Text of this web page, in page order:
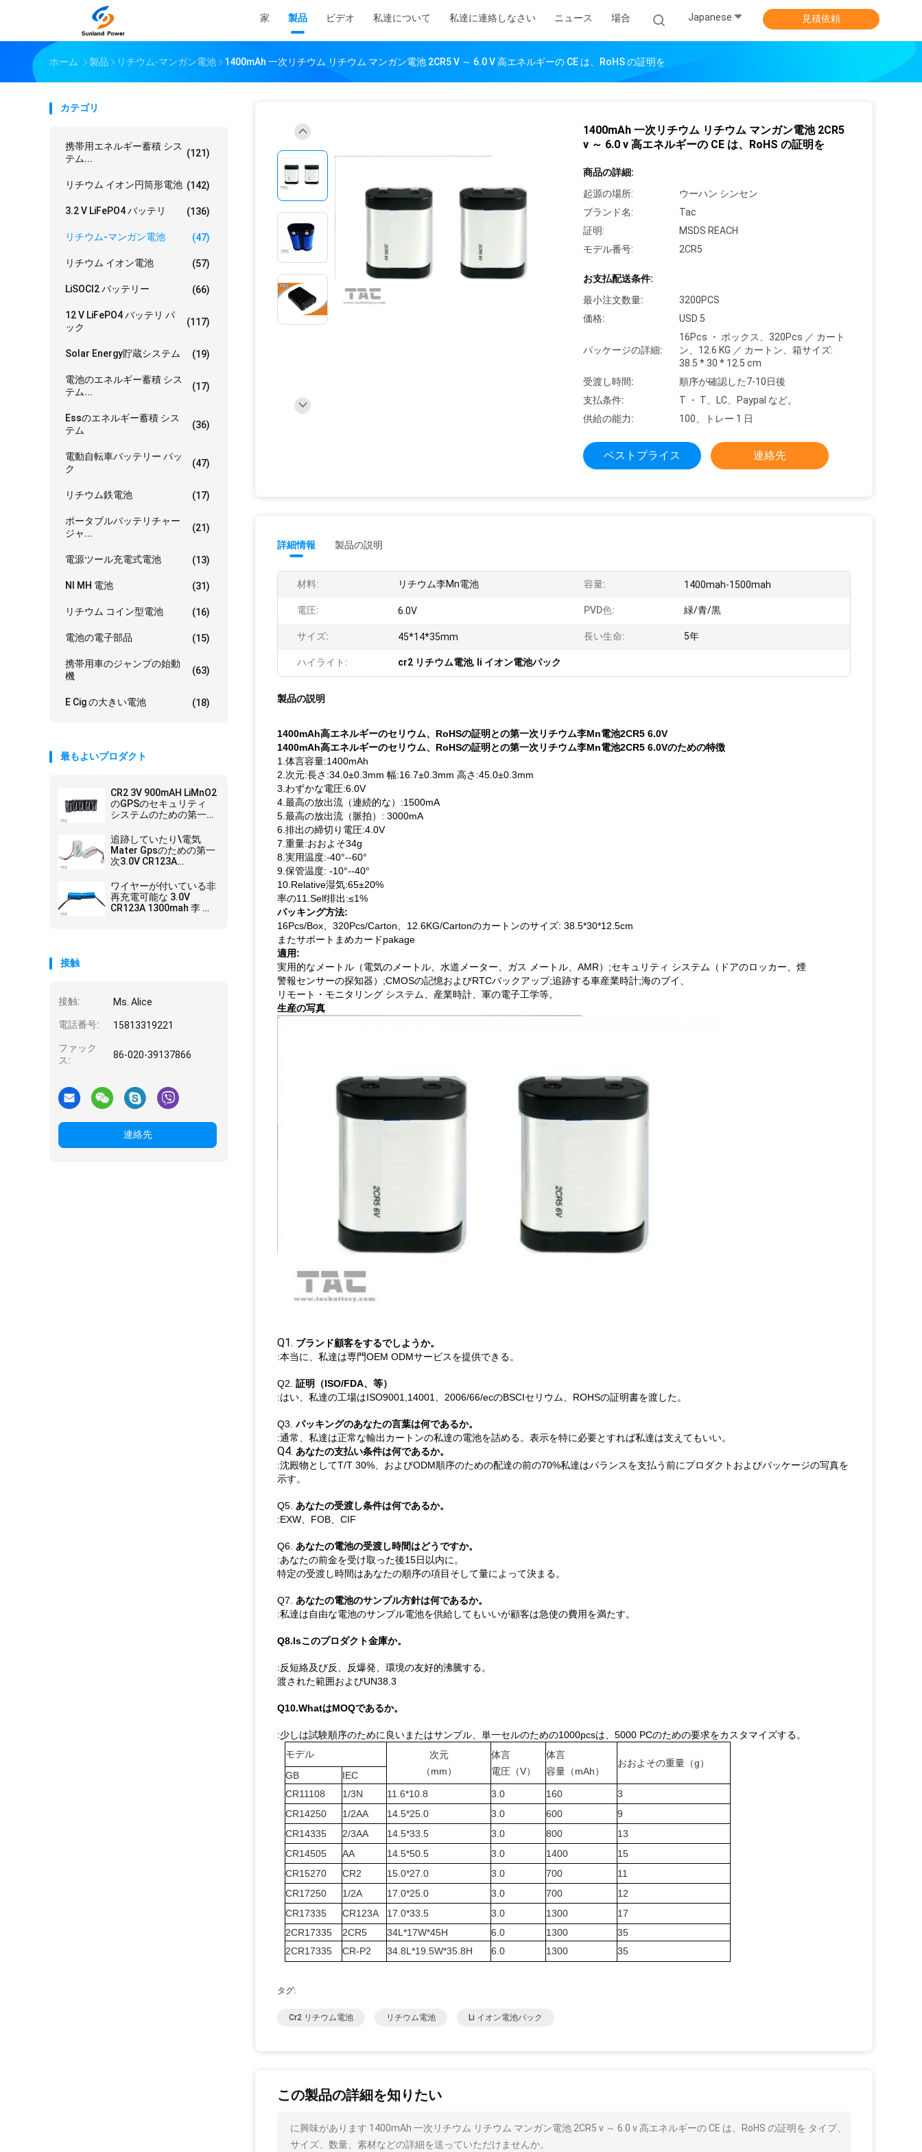
家 製品 ビデオ 私達について 私達に連絡しなさい ニュース 場合 Japanese 見積依頼
ホーム 製品 リチウム-マンガン電池 1400mAh 一次リチウム リチウム マンガン電池 2CR5 V ～ 6.0 V 高エネルギーの CE は、RoHS の証明を
カテゴリ
携帯用エネルギー蓄積 シス
テム...
(121)
リチウム イオン円筒形電池 (142)
3.2 V LiFePO4 バッテリ (136)
リチウム-マンガン電池 (47)
リチウム イオン電池 (57)
LiSOCl2 バッテリー (66)
12 V LiFePO4 バッテリ パ
ック
(117)
Solar Energy貯蔵システム (19)
電池のエネルギー蓄積 シス
テム...
(17)
Essのエネルギー蓄積 シス
テム
(36)
電動自転車バッテリー パッ
ク
(47)
リチウム鉄電池 (17)
ポータブルバッテリチャー
ジャ...
(21)
電源ツール充電式電池 (13)
NI MH 電池 (31)
リチウム コイン型電池 (16)
電池の電子部品 (15)
携帯用車のジャンプの始動
機
(63)
E Cig の大きい電池 (18)
最もよいプロダクト
CR2 3V 900mAH LiMnO2
のGPSのセキュリティ
システムのための第一次
追跡していたり\電気
Mater Gpsのための第一
次3.0V CR123A
ワイヤーが付いている非
再充電可能な 3.0V
CR123A 1300mah 李 Mn
接触
接触: Ms. Alice
電話番号: 15813319221
ファック
ス:
86-020-39137866
連絡先
1400mAh 一次リチウム リチウム マンガン電池 2CR5
v ～ 6.0 v 高エネルギーの CE は、RoHS の証明を
商品の詳細:
起源の場所:
ウーハン シンセン
ブランド名:
Tac
証明:
MSDS REACH
モデル番号:
2CR5
お支払配送条件:
最小注文数量:
3200PCS
価格:
USD 5
パッケージの詳細:
16Pcs ・ ボックス、320Pcs ／ カート
ン、12.6 KG ／ カートン、箱サイズ:
38.5 * 30 * 12.5 cm
受渡し時間:
順序が確認した7-10日後
支払条件:
T ・ T、LC、Paypal など。
供給の能力:
100、トレー 1 日
ベストプライス 連絡先
詳細情報 製品の説明
材料: リチウム李Mn電池 容量: 1400mah-1500mah
電圧: 6.0V PVD色: 緑/青/黒
サイズ: 45*14*35mm 長い生命: 5年
ハイライト: cr2 リチウム電池, li イオン電池パック
製品の説明
1400mAh高エネルギーのセリウム、RoHSの証明との第一次リチウム李Mn電池2CR5 6.0V
1400mAh高エネルギーのセリウム、RoHSの証明との第一次リチウム李Mn電池2CR5 6.0Vのための特徴
1.体言容量:1400mAh
2.次元:長さ:34.0±0.3mm 幅:16.7±0.3mm 高さ:45.0±0.3mm
3.わずかな電圧:6.0V
4.最高の放出流（連続的な）:1500mA
5.最高の放出流（脈拍）: 3000mA
6.排出の締切り電圧:4.0V
7.重量:おおよそ34g
8.実用温度:-40°--60°
9.保管温度: -10°--40°
10.Relative湿気:65±20%
率の11.Self排出:≤1%
パッキング方法:
16Pcs/Box、320Pcs/Carton、12.6KG/Cartonのカートンのサイズ: 38.5*30*12.5cm
またサポートまめカードpakage
適用:
実用的なメートル（電気のメートル、水道メーター、ガス メートル、AMR）;セキュリティ システム（ドアのロッカー、煙
警報センサーの探知器）;CMOSの記憶およびRTCバックアップ;追跡する車産業時計;海のブイ、
リモート・モニタリング システム、産業時計、軍の電子工学等。
生産の写真
Q1. ブランド顧客をするでしようか。
:本当に、私達は専門OEM ODMサービスを提供できる。
Q2. 証明（ISO/FDA、等）
:はい、私達の工場はISO9001,14001、2006/66/ecのBSCIセリウム、ROHSの証明書を渡した。
Q3. パッキングのあなたの言葉は何であるか。
:通常、私達は正常な輸出カートンの私達の電池を詰める。表示を特に必要とすれば私達は支えてもいい。
Q4. あなたの支払い条件は何であるか。
:沈殿物としてT/T 30%、およびODM順序のための配達の前の70%私達はバランスを支払う前にプロダクトおよびパッケージの写真を
示す。
Q5. あなたの受渡し条件は何であるか。
:EXW、FOB、CIF
Q6. あなたの電池の受渡し時間はどうですか。
:あなたの前金を受け取った後15日以内に。
特定の受渡し時間はあなたの順序の項目そして量によって決まる。
Q7. あなたの電池のサンプル方針は何であるか。
:私達は自由な電池のサンプル電池を供給してもいいが顧客は急使の費用を満たす。
Q8.Isこのプロダクト金庫か。
:反短絡及び反、反爆発、環境の友好的沸騰する。
渡された範囲およびUN38.3
Q10.WhatはMOQであるか。
:少しは試験順序のために良いまたはサンプル、単一セルのための1000pcsは、5000 PCのための要求をカスタマイズする。
モデル
次元
（mm）
体言
電圧（V）
体言
容量（mAh）
おおよその重量（g）
GB
IEC
CR11108
1/3N 11.6*10.8 3.0 160
3
CR14250
1/2AA 14.5*25.0 3.0 600
9
CR14335
2/3AA 14.5*33.5 3.0 800
13
CR14505
AA 14.5*50.5 3.0 1400
15
CR15270
CR2 15.0*27.0 3.0 700
11
CR17250
1/2A 17.0*25.0 3.0 700
12
CR17335
CR123A 17.0*33.5 3.0 1300
17
2CR17335
2CR5 34L*17W*45H 6.0 1300
35
2CR17335
CR-P2 34.8L*19.5W*35.8H 6.0 1300 35
タグ:
Cr2 リチウム電池 リチウム電池 Li イオン電池パック
この製品の詳細を知りたい
に興味があります 1400mAh 一次リチウム リチウム マンガン電池 2CR5 v ～ 6.0 v 高エネルギーの CE は、RoHS の証明を タイプ、
サイズ、数量、素材などの詳細を送っていただけませんか。